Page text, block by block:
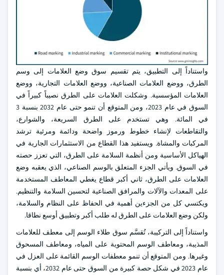
واستناداً إلى التطبيق، يتم تقسيم سوق وضع العلامات إلى وسم
الطرق، ووضع العلامات الصناعية، ووضع العلامات التجارية، ووضع
العلامات المؤسسية. وشكلت العلامات على الطرق نصيباً كبيراً في
السوق في عام 2023، ومن المتوقع أن تنمو حتى عام 2032 بنسبة 3
في المائة. وهي تستخدم على الطرق السريعة، والشوارع،
والتقاطعات لإنشاء خطوط ورموز واضحة ودائمة ومرئية ترشد
المركبات والمشاة. ويستفيد هذا القطاع من الاستثمارات الجارية في
الهياكل الأساسية ومن أنظمة السلامة على الطرق، التي تعزز حصته
في السوق. ويأتي الجزء المتعلق بالوسم الصناعي، الذي يعقبه وضع
العلامات على الطرق، ثاني أكبر قطاع يغطي المعاطف المستخدمة
على المعدات والآلات والمرافق الصناعية لتحسين السلامة والتنظيم.
ويكتسي كل من الجزءين أهمية في الحفاظ على النظام والسلامة،
ولكن وضع العلامات على الطرق له طلب أكبر وتطبيق أوسع نطاقا.
واستناداً إلى التركيبة، تُقسَّم سوق طلاء الوسم إلى معطف للعلامات
المذيبة، ومعاطف الوسم المحتوية على المياه، ومعاطف المسحوق
وغيرها. ومن المتوقع أن تنمو معطفات الوسم القائمة على العزل في
عام 2023 في شكل حصة كبيرة من السوق حتى عام 2032، أي بنسبة